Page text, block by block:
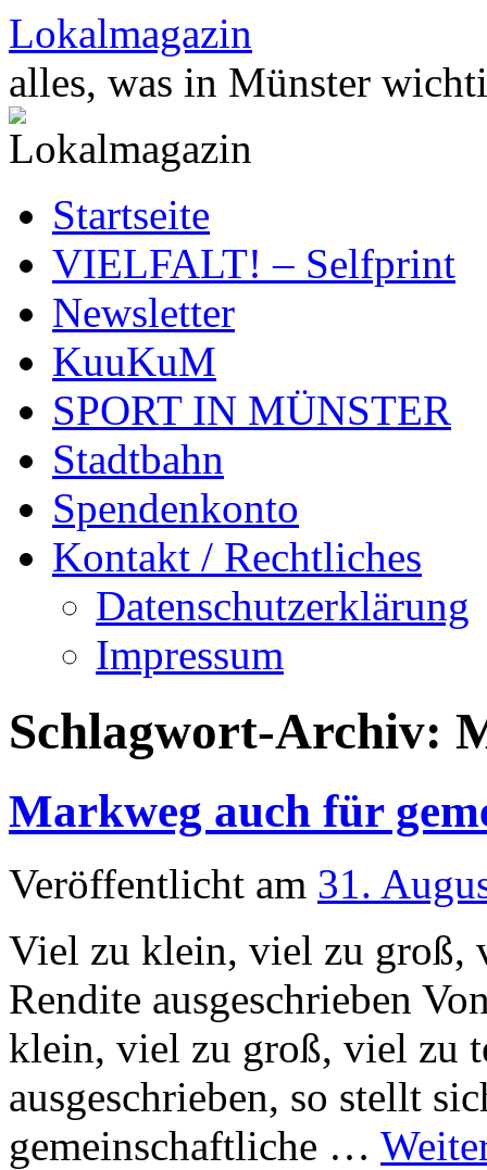
Zum
Inhalt
springen
Lokalmagazin
alles, was in Münster
Startseite
VIELFALT! – Selfprint
Newsletter
KuuKuM
SPORT IN MÜNSTER
Stadtbahn
Spendenkonto
Kontakt / Rechtliches
Datenschutzerklärung
Impressum
Schlagwort-Archiv:
Markweg auch für
Veröffentlicht am 31.
Viel zu klein, viel zu groß,
Rendite ausgeschrieben
klein, viel zu groß, viel zu
ausgeschrieben, so stellt
gemeinschaftliche …